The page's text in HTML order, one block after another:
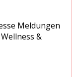
Meldungen
&